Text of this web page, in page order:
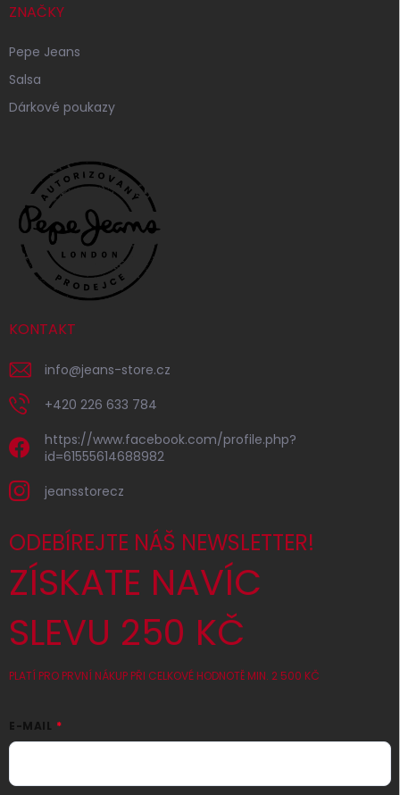
ZNAČKY
Pepe Jeans
Salsa
Dárkové poukazy
KONTAKT
info@jeans-store.cz
+420 226 633 784
https://www.facebook.com/profile.php?
id=61555614688982
jeansstorecz
ODEBÍREJTE NÁŠ NEWSLETTER!
ZÍSKATE NAVÍC
SLEVU 250 KČ
PLATÍ PRO PRVNÍ NÁKUP PŘI CELKOVÉ HODNOTĚ MIN. 2 500 KČ
E-MAIL